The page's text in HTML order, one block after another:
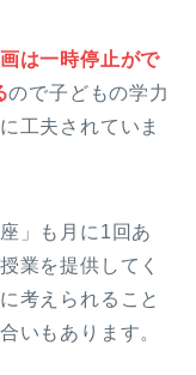
は一時停止がで
ので子どもの学力
工夫されていま
」も月に1回あ
業を提供してく
考えられること
いもあります。